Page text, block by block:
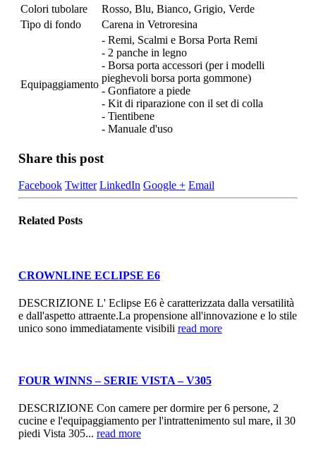
Colori tubolare
Rosso, Blu, Bianco, Grigio, Verde
Tipo di fondo
Carena in Vetroresina
Equipaggiamento
- Remi, Scalmi e Borsa Porta Remi
- 2 panche in legno
- Borsa porta accessori (per i modelli
pieghevoli borsa porta gommone)
- Gonfiatore a piede
- Kit di riparazione con il set di colla
- Tientibene
- Manuale d'uso
Share this post
Facebook Twitter LinkedIn Google + Email
Related Posts
CROWNLINE ECLIPSE E6
DESCRIZIONE L' Eclipse E6 è caratterizzata dalla versatilità
e dall'aspetto attraente.La propensione all'innovazione e lo stile
unico sono immediatamente visibili read more
FOUR WINNS – SERIE VISTA – V305
DESCRIZIONE Con camere per dormire per 6 persone, 2
cucine e l'equipaggiamento per l'intrattenimento sul mare, il 30
piedi Vista 305... read more